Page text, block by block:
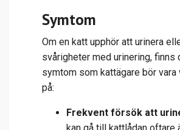
Symtom
Om en katt upphör att urinera
svårigheter med urinering, finns
symtom som kattägare bör vara
på:
Frekvent försök att
kan gå till kattlådan oftare